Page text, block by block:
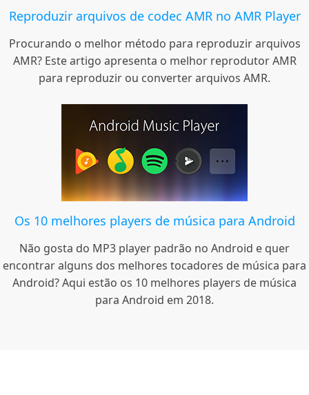
Reproduzir arquivos de codec AMR no AMR Player
Procurando o melhor método para reproduzir arquivos
AMR? Este artigo apresenta o melhor reprodutor AMR
para reproduzir ou converter arquivos AMR.
Os 10 melhores players de música para Android
Não gosta do MP3 player padrão no Android e quer
encontrar alguns dos melhores tocadores de música para
Android? Aqui estão os 10 melhores players de música
para Android em 2018.